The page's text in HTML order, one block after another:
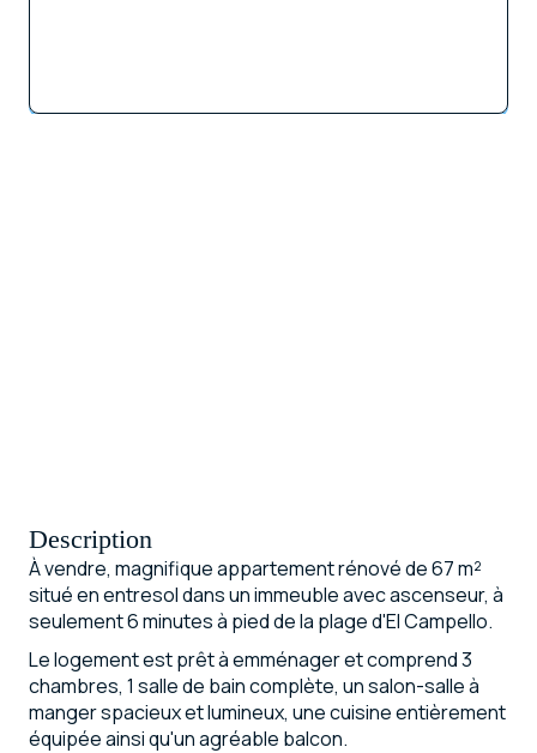
Description
À vendre, magnifique appartement rénové de 67 m²
situé en entresol dans un immeuble avec ascenseur, à
seulement 6 minutes à pied de la plage d'El Campello.
Le logement est prêt à emménager et comprend 3
chambres, 1 salle de bain complète, un salon-salle à
manger spacieux et lumineux, une cuisine entièrement
équipée ainsi qu'un agréable balcon.